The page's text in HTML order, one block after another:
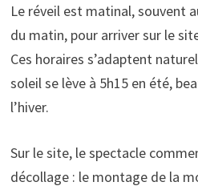
Le réveil est matinal, souvent
du matin, pour arriver sur le
Ces horaires s’adaptent
soleil se lève à 5h15 en été,
l’hiver.
Sur le site, le spectacle
décollage : le montage de la